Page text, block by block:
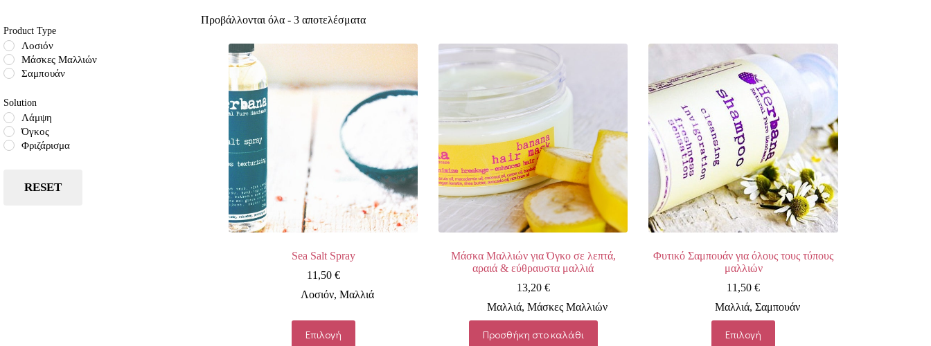
Προβάλλονται όλα - 3 αποτελέσματα
Sea Salt Spray
11,50 €
Λοσιόν, Μαλλιά
Επιλογή
το
Μάσκα Μαλλιών για Όγκο σε λεπτά,
αραιά & εύθραυστα μαλλιά
13,20 €
Μαλλιά, Μάσκες Μαλλιών
Προσθήκη στο καλάθι
Φυτικό Σαμπουάν για όλους τους τύπους
μαλλιών
11,50€
Μαλλιά, Σαμπουάν
Επιλογή
το
Product Type
Λοσιόν
Μάσκες Μαλλιών
Σαμπουάν
Solution
Λάμψη
Όγκος
Φριζάρισμα
RESET